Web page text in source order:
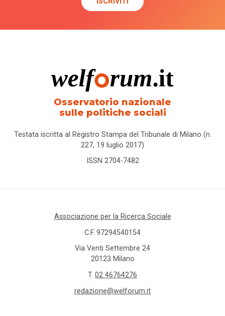
Osservatorio nazionale
sulle politiche sociali
Testata iscritta al Registro Stampa del Tribunale di Milano (n.
227, 19 luglio 2017)
ISSN 2704-7482
Associazione per la Ricerca Sociale
C.F. 97294540154
Via Venti Settembre 24
20123 Milano
T. 02 46764276
redazione@welforum.it